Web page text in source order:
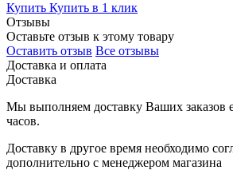
Купить Купить в 1 клик
Отзывы
Оставьте отзыв к этому товару
Оставить отзыв Все отзывы
Доставка и оплата
Доставка
Мы выполняем доставку Ваших заказов
часов.
Доставку в другое время необходимо
дополнительно с менеджером магазина